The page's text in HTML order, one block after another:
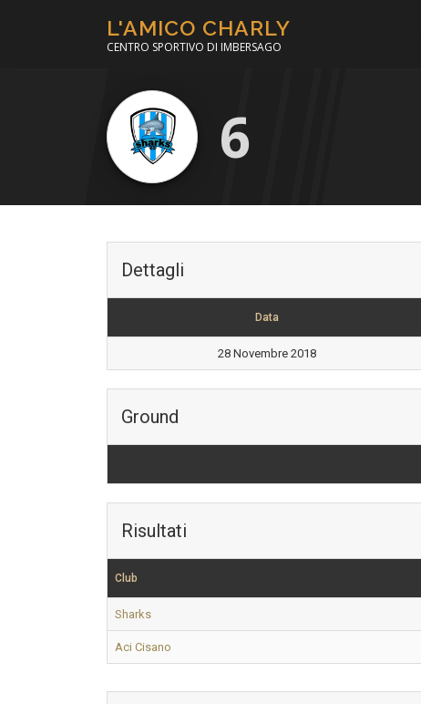
L'AMICO CHARLY
CENTRO SPORTIVO DI IMBERSAGO
6
Dettagli
Data
28 Novembre 2018
Ground
Risultati
Club
Sharks
Aci Cisano